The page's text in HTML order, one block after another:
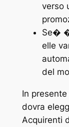
verso
Se�
elle
del
In
dovra
Acquirenti